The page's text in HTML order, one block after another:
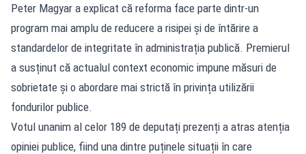
Peter Magyar a explicat că reforma face parte dintr-un
program mai amplu de reducere a risipei și de întărire a
standardelor de integritate în administrația publică. Premierul
a susținut că actualul context economic impune măsuri de
sobrietate și o abordare mai strictă în privința utilizării
fondurilor publice.
Votul unanim al celor 189 de deputați prezenți a atras atenția
opiniei publice, fiind una dintre puținele situații în care